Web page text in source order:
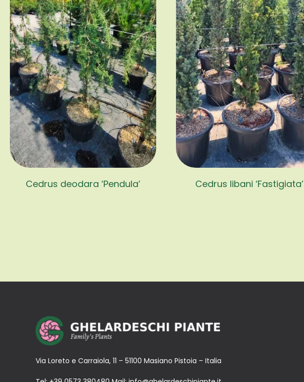
Cedrus deodara ‘Pendula’ Cedrus libani ‘Fastigiata’
Via Loreto e Carraiola, 11 – 51100 Masiano Pistoia – Italia